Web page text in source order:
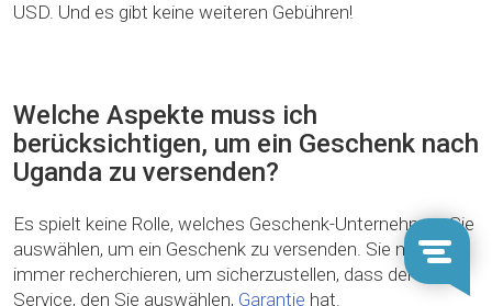
USD. Und es gibt keine weiteren Gebühren!
Welche Aspekte muss ich
berücksichtigen, um ein Geschenk nach
Uganda zu versenden?
Es spielt keine Rolle, welches Geschenk-Unternehmen Sie
auswählen, um ein Geschenk zu versenden. Sie müssen
immer recherchieren, um sicherzustellen, dass der
Service, den Sie auswählen, Garantie hat.